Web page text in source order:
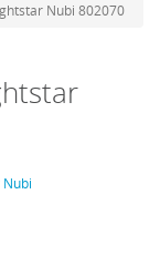
Nubi 802070